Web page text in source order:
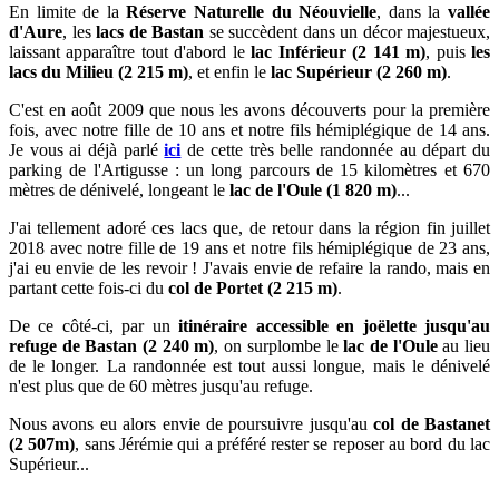
En limite de laRéserve Naturelle du Néouvielle, dans lavallée
d'Aure, les lacs de Bastan se succèdent dans un décor majestueux,
laissant apparaître tout d'abord lelac Inférieur (2 141 m), puisles
lacs du Milieu (2 215 m), et enfin le lac Supérieur (2 260 m).
C'est en août 2009 que nous les avons découverts pour la première
fois, avec notre fille de 10 ans et notre fils hémiplégique de 14 ans.
Je vous ai déjà parléici de cette très belle randonnée au départ du
parking de l'Artigusse : un long parcours de 15 kilomètres et 670
mètres de dénivelé, longeant le lac de l'Oule (1 820 m)...
J'ai tellement adoré ces lacs que, de retour dans la région fin juillet
2018 avec notre fille de 19 ans et notre fils hémiplégique de 23 ans,
j'ai eu envie de les revoir! J'avais envie de refaire la rando, mais en
partant cette fois-ci du col de Portet (2 215 m).
De ce côté-ci, par unitinéraire accessible en joëlette jusqu'au
refuge de Bastan (2 240 m), on surplombe lelac de l'Ouleau lieu
de le longer. La randonnée est tout aussi longue, mais le dénivelé
n'est plus que de 60 mètres jusqu'au refuge.
Nous avons eu alors envie de poursuivre jusqu'aucol de Bastanet
(2 507m), sans Jérémie qui a préféré rester se reposer au bord du lac
Supérieur...